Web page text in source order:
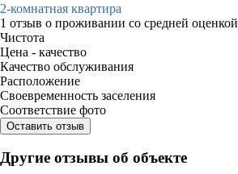
2-комнатная квартира
1 отзыв о проживании со средней оценкой
Чистота
Цена - качество
Качество обслуживания
Расположение
Своевременность заселения
Соответствие фото
Оставить отзыв
Другие отзывы об объекте